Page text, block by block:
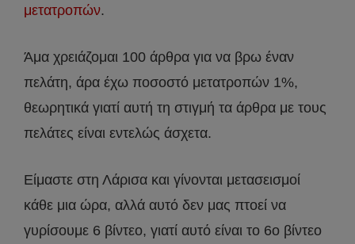
μετατροπών.
Άμα χρειάζομαι 100 άρθρα για να βρω έναν
πελάτη, άρα έχω ποσοστό μετατροπών 1%,
θεωρητικά γιατί αυτή τη στιγμή τα άρθρα με τους
πελάτες είναι εντελώς άσχετα.
Είμαστε στη Λάρισα και γίνονται μετασεισμοί
κάθε μια ώρα, αλλά αυτό δεν μας πτοεί να
γυρίσουμε 6 βίντεο, γιατί αυτό είναι το 6ο βίντεο